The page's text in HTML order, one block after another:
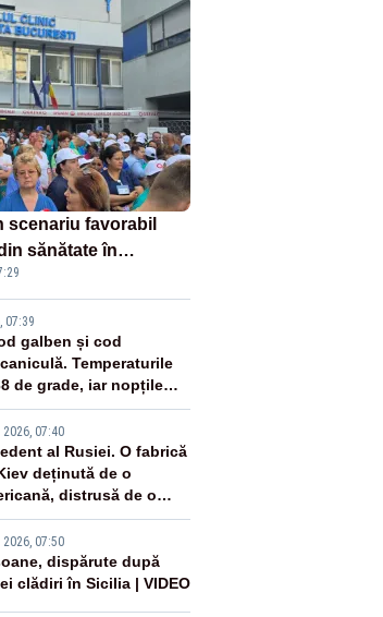
scenariu favorabil
sănătate în
07:39
galben și cod
Temperaturile
de grade, iar nopțile
07:40
al Rusiei. O fabrică
deținută de o
distrusă de o
07:50
dispărute după
clădiri în Sicilia | VIDEO